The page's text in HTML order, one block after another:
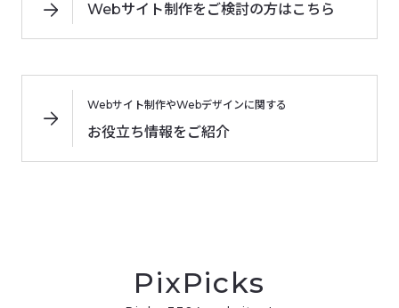
Webサイト制作をご検討の方はこちら
Webサイト制作やWebデザインに関する
お役立ち情報をご紹介
PixPicks